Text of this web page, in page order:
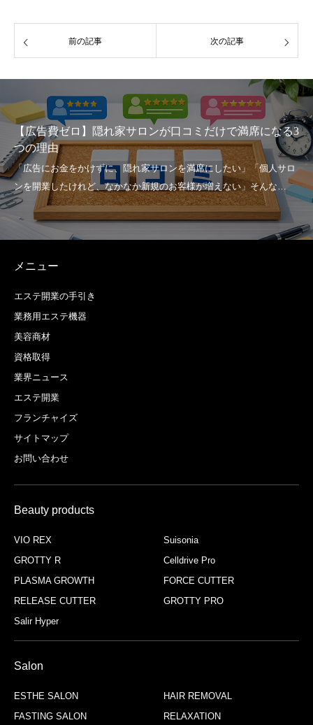
前の記事 次の記事
【広告費ゼロ】隠れ家サロンが口コミだけで満席になる3
つの理由
メニュー
エステ開業の手引き
業務用エステ機器
美容商材
資格取得
業界ニュース
エステ開業
フランチャイズ
サイトマップ
お問い合わせ
Beauty products
VIO REX
Suisonia
GROTTY R
Celldrive Pro
PLASMA GROWTH
FORCE CUTTER
RELEASE CUTTER
GROTTY PRO
Salir Hyper
Salon
ESTHE SALON
HAIR REMOVAL
FASTING SALON
RELAXATION